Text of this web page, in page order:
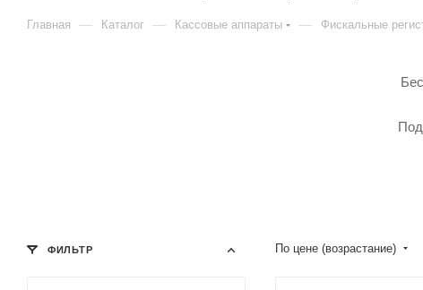
Главная — Каталог — Кассовые аппараты — Фискальные
По цене (возрастание)
ФИЛЬТР